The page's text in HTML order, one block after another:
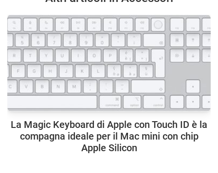
La Magic Keyboard di Apple con Touch ID è la
compagna ideale per il Mac mini con chip
Apple Silicon